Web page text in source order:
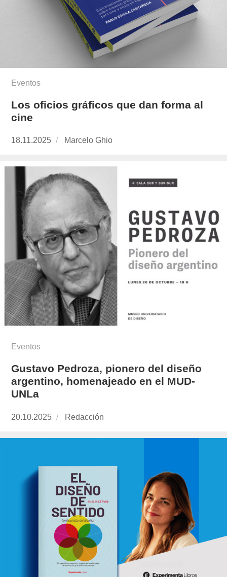
Eventos
Los oficios gráficos que dan forma al
cine
Publicado
18.11.2025
https://www.experimenta.es/author/marcelo-
Marcelo Ghio
Eventos
Gustavo Pedroza, pionero del diseño
argentino, homenajeado en el MUD-
UNLa
Publicado
20.10.2025 https://www.experimenta.es/author/redaccion/
Redacción